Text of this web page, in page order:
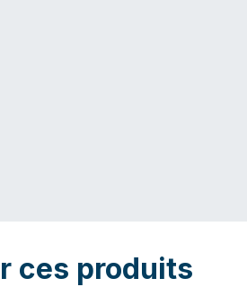
ces produits